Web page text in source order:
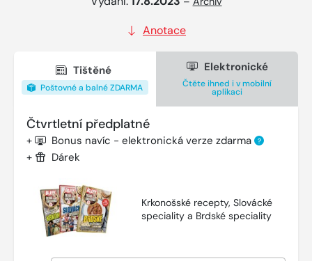
Anotace
Tištěné
Poštovné a balné ZDARMA
Elektronické
Čtěte ihned i v mobilní
aplikaci
Čtvrtletní předplatné
+ Bonus navíc - elektronická verze zdarma ?
+ Dárek
Krkonošské recepty, Slovácké
speciality a Brdské speciality